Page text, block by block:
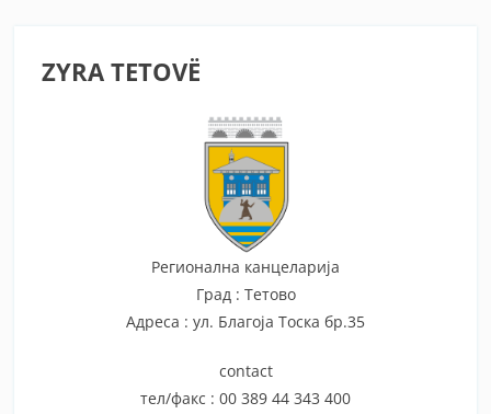
ZYRA TETOVË
Регионална канцеларија
Град : Тетово
Адреса : ул. Благоја Тоска бр.35
contact
тел/факс : 00 389 44 343 400